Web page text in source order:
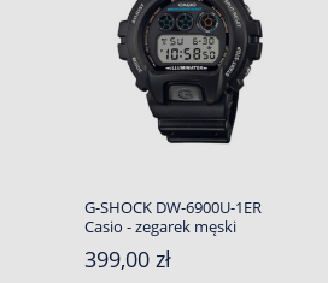
G-SHOCK DW-6900U-1ER
Casio - zegarek męski
399,00 zł